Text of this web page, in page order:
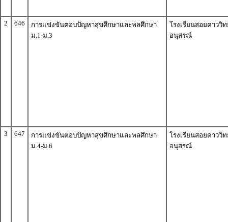
2 646
การแข่งขันตอบปัญหาสุขศึกษาและพลศึกษา
ม.1-ม.3
โรงเรียนสอยดาววิ
อนุสรณ์
3 647
การแข่งขันตอบปัญหาสุขศึกษาและพลศึกษา
ม.4-ม.6
โรงเรียนสอยดาววิ
อนุสรณ์